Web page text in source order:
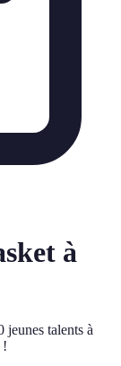
à
jeunes talents à
!